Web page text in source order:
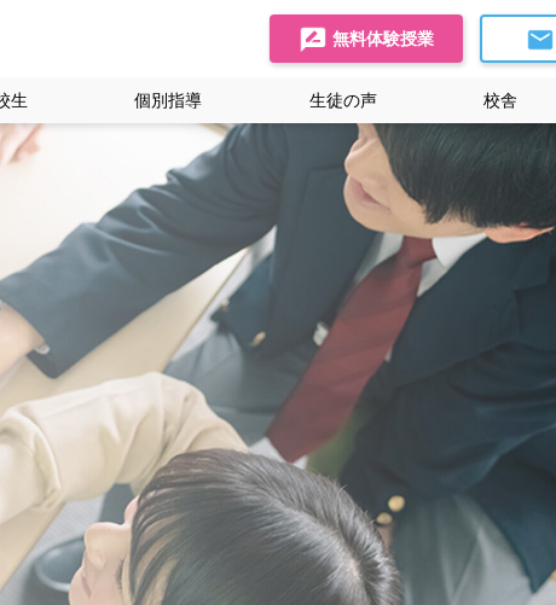
無料体験授業
生 個別指導 生徒の声 校舎